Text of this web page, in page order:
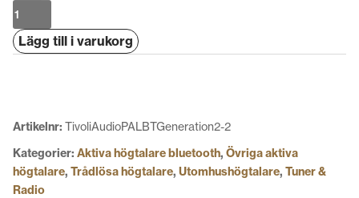
Tivoli
Audio
PAL
mängd
Lägg till i varukorg
Artikelnr: TivoliAudioPALBTGeneration2-2
Kategorier: Aktiva högtalare bluetooth, Övriga aktiva
högtalare, Trådlösa högtalare, Utomhushögtalare, Tuner &
Radio